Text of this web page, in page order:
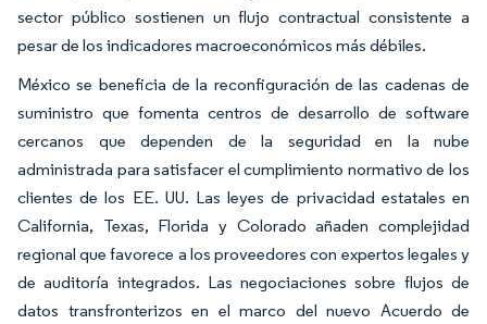
sector público sostienen un flujo contractual consistente a
pesar de los indicadores macroeconómicos más débiles.
México se beneficia de la reconfiguración de las cadenas de
suministro que fomenta centros de desarrollo de software
cercanos que dependen de la seguridad en la nube
administrada para satisfacer el cumplimiento normativo de los
clientes de los EE. UU. Las leyes de privacidad estatales en
California, Texas, Florida y Colorado añaden complejidad
regional que favorece a los proveedores con expertos legales y
de auditoría integrados. Las negociaciones sobre flujos de
datos transfronterizos en el marco del nuevo Acuerdo de